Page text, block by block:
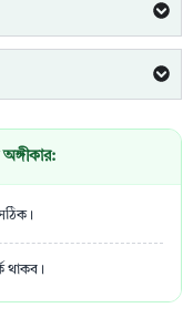
থাকব।